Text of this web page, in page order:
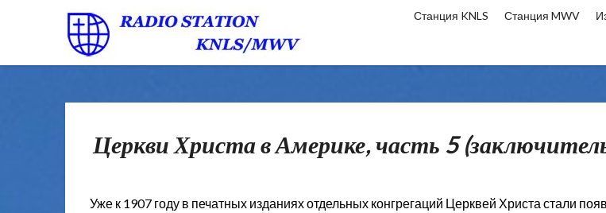
Станция KNLS Станция MWV
Церкви Христа в Америке, часть 5
Уже к 1907 году в печатных изданиях отдельных конгрегаций Церквей Христа стали